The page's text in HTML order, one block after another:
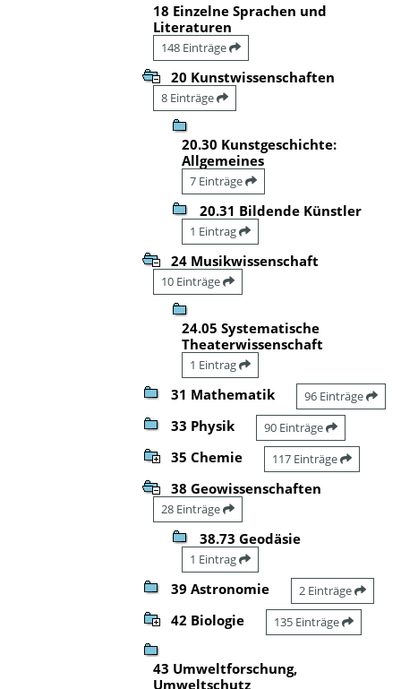
18 Einzelne Sprachen und
Literaturen
148 Einträge
20 Kunstwissenschaften
8 Einträge
20.30 Kunstgeschichte:
Allgemeines
7 Einträge
20.31 Bildende Künstler
1 Eintrag
24 Musikwissenschaft
10 Einträge
24.05 Systematische
Theaterwissenschaft
1 Eintrag
31 Mathematik 96 Einträge
33 Physik 90 Einträge
35 Chemie 117 Einträge
38 Geowissenschaften
28 Einträge
38.73 Geodäsie
1 Eintrag
39 Astronomie 2 Einträge
42 Biologie 135 Einträge
43 Umweltforschung,
Umweltschutz